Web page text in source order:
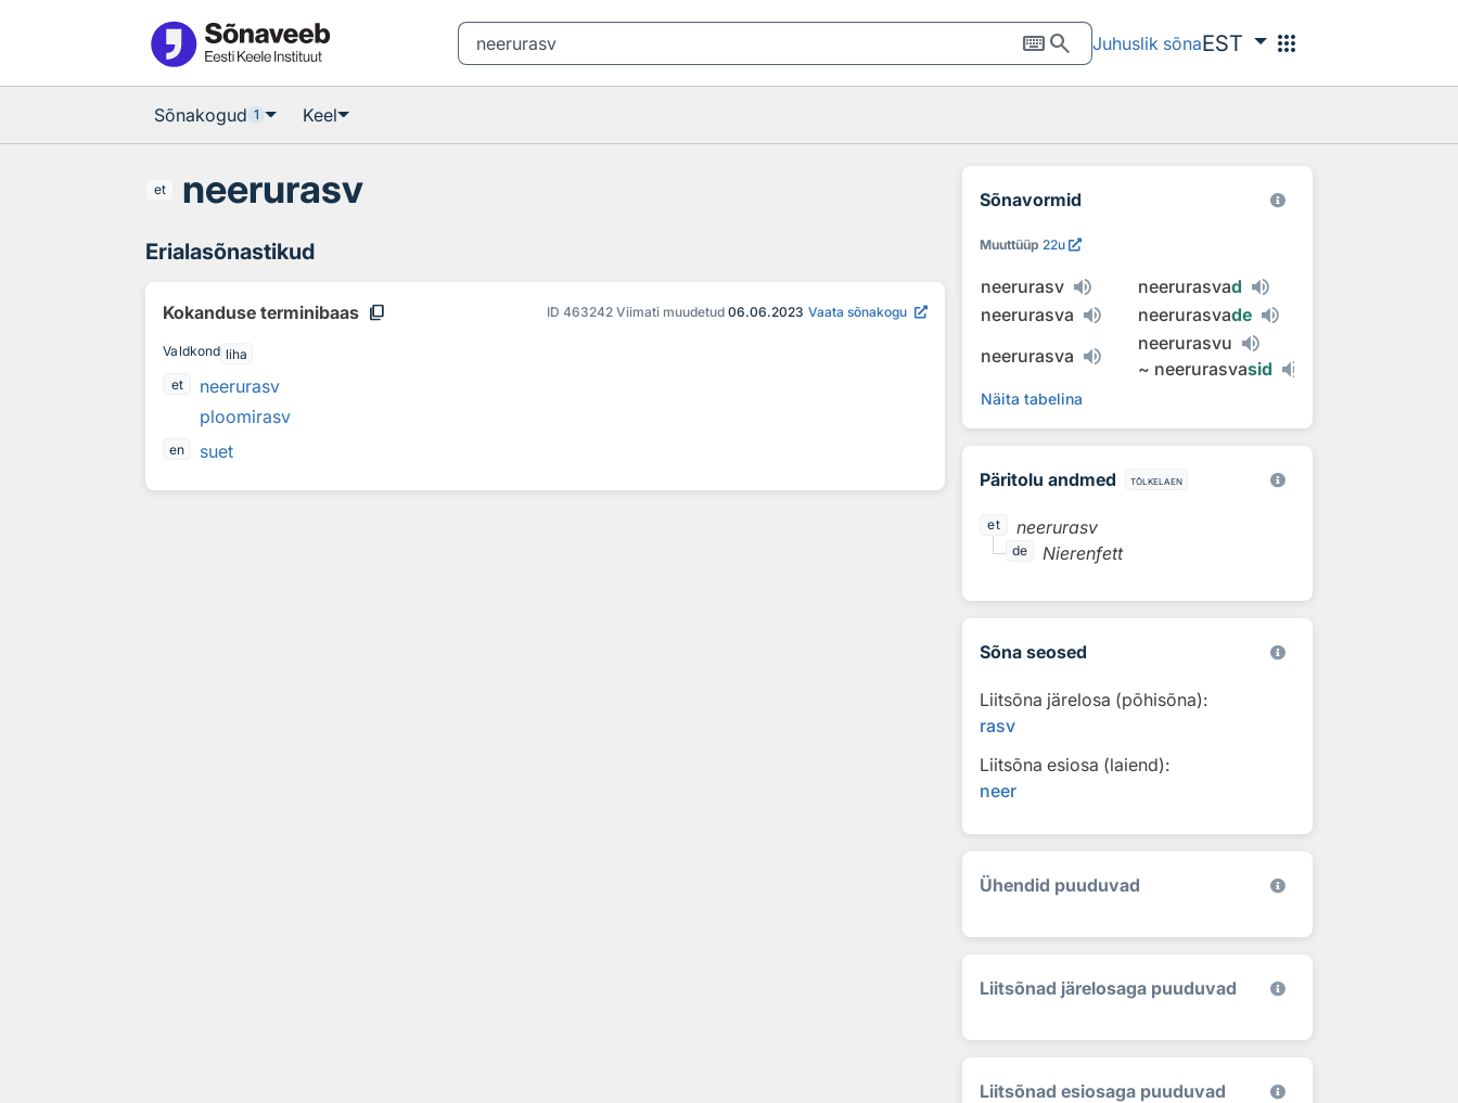
keyboardsearch Juhuslik sõnaEST apps
Sõnakogud 1 Keel
et neerurasv
Erialasõnastikud
Kokanduse terminibaas content_copy ID 463242 Viimati muudetud 06.06.2023 Vaata sõnakogu
Valdkond liha
et
neerurasv
ploomirasv
en suet
Sõnavormid
Muuttüüp 22u
neerurasv neerurasvad
neerurasva
neerurasvade
neerurasva
neerurasvu
~ neerurasvasid
Näita tabelina
Päritolu andmed tõlkelaen
et neerurasv
de Nierenfett
Sõna seosed
Liitsõna järelosa (põhisõna):
rasv
Liitsõna esiosa (laiend):
neer
Ühendid puuduvad
Liitsõnad järelosaga puuduvad
Liitsõnad esiosaga puuduvad